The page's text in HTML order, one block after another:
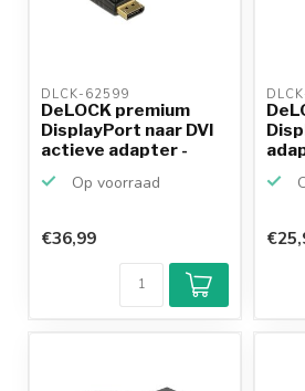
DLCK-62599
DeLOCK premium
DisplayPort naar DVI
actieve adapter -
Op voorraad
€36,99